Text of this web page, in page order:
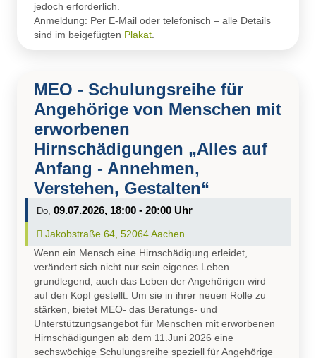
jedoch erforderlich.
Anmeldung: Per E-Mail oder telefonisch – alle Details
sind im beigefügten Plakat
MEO - Schulungsreihe für
Angehörige von Menschen mit
erworbenen
Hirnschädigungen „Alles auf
Anfang - Annehmen,
Verstehen, Gestalten“
Do, 09.07.2026, 18:00 - 20:00 Uhr
Ort auf Karte öffnen:
Jakobstraße 64, 52064 Aachen
Wenn ein Mensch eine Hirnschädigung erleidet,
verändert sich nicht nur sein eigenes Leben
grundlegend, auch das Leben der Angehörigen wird
auf den Kopf gestellt. Um sie in ihrer neuen Rolle zu
stärken, bietet MEO- das Beratungs- und
Unterstützungsangebot für Menschen mit erworbenen
Hirnschädigungen ab dem 11.Juni 2026 eine
sechswöchige Schulungsreihe speziell für Angehörige